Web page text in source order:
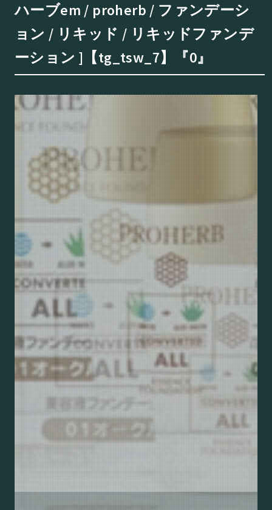
ハーブem / proherb / ファンデーシ
ョン / リキッド / リキッドファンデ
ーション ]【tg_tsw_7】『0』